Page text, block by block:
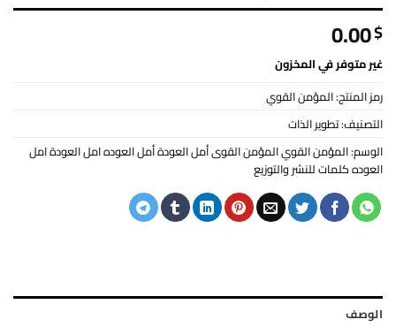
0.00$
غير متوفر في المخزون
رمز المنتج:المؤمن القوي
التصنيف:تطوير الذات
الوسم:المؤمن القوي المؤمن القوى أمل العودة أمل العوده امل العودة امل
العوده كلمات للنشر والتوزيع
الوصف